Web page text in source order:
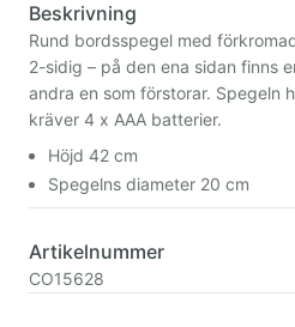
Beskrivning
Rund bordsspegel med
2-sidig – på den ena sidan finns
andra en som förstorar. Spegeln
kräver 4 x AAA batterier.
Höjd 42 cm
Spegelns diameter 20 cm
Artikelnummer
CO15628